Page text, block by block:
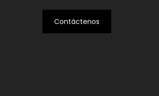
Contáctenos